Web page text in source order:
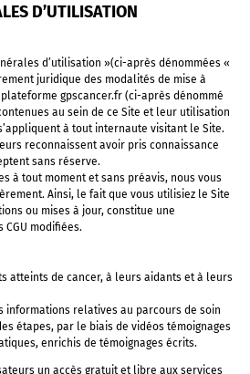
D’UTILISATION
d’utilisation »(ci-après dénommées «
juridique des modalités de mise à
gpscancer.fr (ci-après dénommé
au sein de ce Site et leur utilisation
à tout internaute visitant le Site.
reconnaissent avoir pris connaissance
sans réserve.
à tout moment et sans préavis, nous vous
Ainsi, le fait que vous utilisiez le Site
ou mises à jour, constitue une
modifiées.
atteints de cancer, à leurs aidants et à leurs
relatives au parcours de soin
étapes, par le biais de vidéos témoignages
enrichis de témoignages écrits.
un accès gratuit et libre aux services